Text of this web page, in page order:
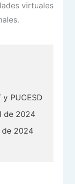
virtuales
y PUCESD
de 2024
de 2024